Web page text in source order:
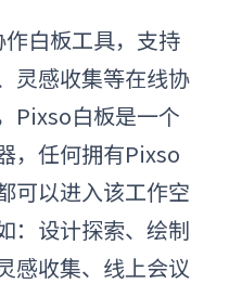
白板工具，支持
灵感收集等在线协
Pixso白板是一个
，任何拥有Pixso
可以进入该工作空
：设计探索、绘制
感收集、线上会议